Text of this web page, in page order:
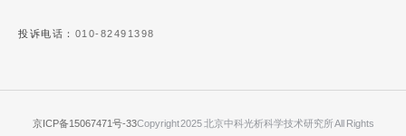
投诉电话： 010-82491398
京ICP备15067471号-33Copyright 2025 北京中科光析科学技术研究所 All Rights